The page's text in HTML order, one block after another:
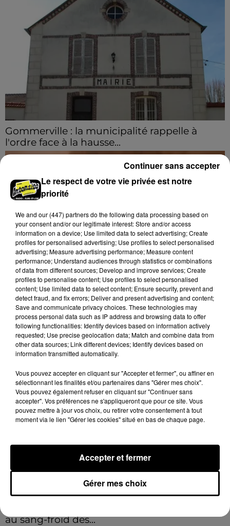
Gommerville : la municipalité rappelle à
l'ordre face à la hausse...
Incrustation de déchets, déjections sur les sites
symboliques et temps communal gaspillé : face à la
hausse des incivilités, la mairie de Gommerville
hausse...
Loir-et-Cher : un pyromane interpellé grâce
au sang-froid des...
Samedi 25 juillet, plus d'une dizaine de feux de
champs et de sous-bois ont été déclenchés dans le
secteur de Fontaine-les-Côteaux, Montoire et Lunay.
Grâce...
A LA UNE
au sang-froid des...
Le respect de votre vie privée est notre
priorité
We and our (447) partnersdo the following data processing based on
your consent and/or our legitimate interest: Store and/or access
information on a device; Use limited data to select advertising; Create
profiles for personalised advertising; Use profiles to select personalised
advertising; Measure advertising performance; Measure content
performance; Understand audiences through statistics or combinations
of data from different sources; Develop and improve services; Create
profiles to personalise content; Use profiles to select personalised
content; Use limited data to select content; Ensure security, prevent and
detect fraud, and fix errors; Deliver and present advertising and content;
Save and communicate privacy choices. These technologies may
process personal data such as IP address and browsing data to offer
following functionalities: Identify devices based on information actively
requested; Use precise geolocation data; Match and combine data from
other data sources; Link different devices; Identify devices based on
information transmitted automatically.
Vous pouvez accepter en cliquant sur "Accepter et fermer", ou affiner en
sélectionnant les finalités et/ou partenaires dans "Gérer mes choix".
Vous pouvez également refuser en cliquant sur "Continuer sans
accepter". Vos préférences ne s'appliqueront que pour ce site. Vous
pouvez mettre à jour vos choix, ou retirer votre consentement à tout
moment via le lien "Gérer les cookies" situé en bas de chaque page.
Gérer mes choix
Accepter et fermer
Continuer sans accepter